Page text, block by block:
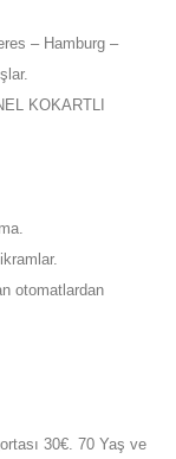
– Hamburg –
KOKARTLI
otomatlardan
30€. 70 Yaş ve